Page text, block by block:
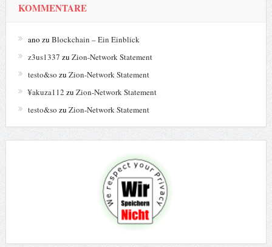
KOMMENTARE
ano zu Blockchain – Ein Einblick
z3us1337 zu Zion-Network Statement
testo&so zu Zion-Network Statement
¥akuza112 zu Zion-Network Statement
testo&so zu Zion-Network Statement